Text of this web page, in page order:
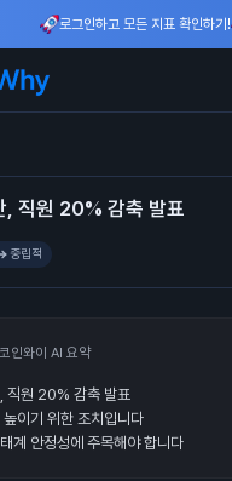
로그인하고 모든 지표 확인하기!
, 직원 20% 감축 발표
중립적
코인와이 AI 요약
직원 20% 감축 발표
이기 위한 조치입니다
계 안정성에 주목해야 합니다